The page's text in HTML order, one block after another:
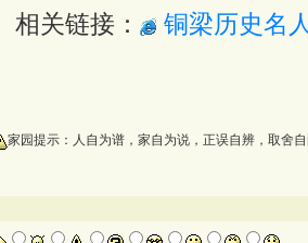
相关链接： 铜梁历史名
家园提示：人自为谱，家自为说，正误自辨，取舍